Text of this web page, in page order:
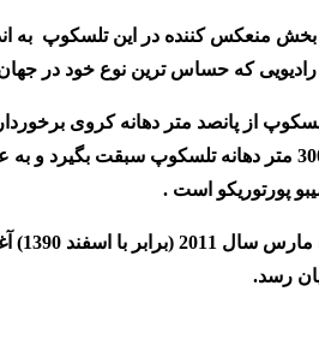
منعکس کننده در این تلسکوپ به
که حساس ترین نوع خود در جهان
از پانصد متر دهانه کروی
پورتوریکو است .